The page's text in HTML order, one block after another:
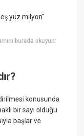
yüz milyon"
burada okuyun:
konusunda
bir sayı olduğu
başlar ve